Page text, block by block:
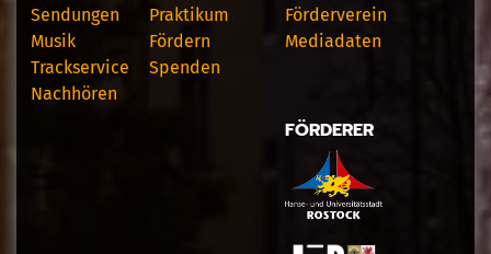
Sendungen
Musik
Trackservice
Nachhören
Praktikum
Fördern
Spenden
Förderverein
Mediadaten
FÖRDERER